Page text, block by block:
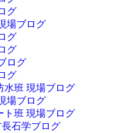
グ
場ブログ
グ
グ
ログ
グ
水班 現場ブログ
場ブログ
ト班 現場ブログ
石学ブログ